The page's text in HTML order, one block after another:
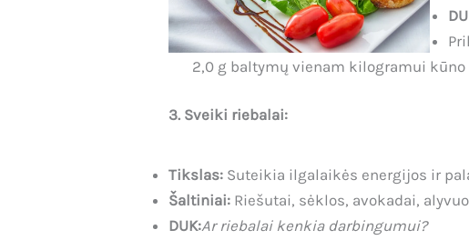
2,0 g baltymų vienam kilogramui kūno
3. Sveiki riebalai:
Tikslas: Suteikia ilgalaikės energijos ir
Šaltiniai: Riešutai, sėklos, avokadai,
DUK:Ar riebalai kenkia darbingumui?